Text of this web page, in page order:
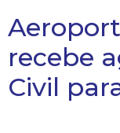
recebe
Civil